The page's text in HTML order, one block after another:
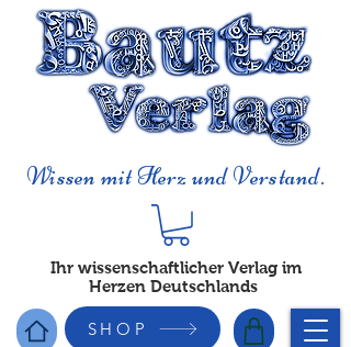
Wissen mit Herz und Verstand.
Ihr wissenschaftlicher Verlag im
Herzen Deutschlands
SHOP